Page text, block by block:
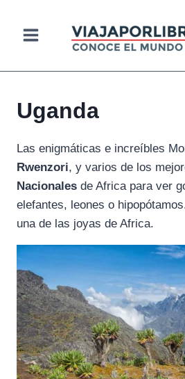
contenido
Uganda
Las enigmáticas e increíbles
Rwenzori, y varios de los
Nacionales de Africa para ver
elefantes, leones o
una de las joyas de Africa.